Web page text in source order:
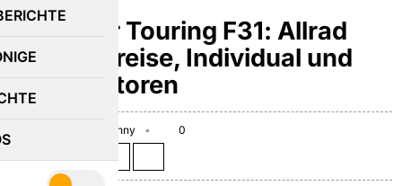
BMW 3er Touring F31: Allrad
xDrive, Preise, Individual und
mehr Motoren
Benny
0